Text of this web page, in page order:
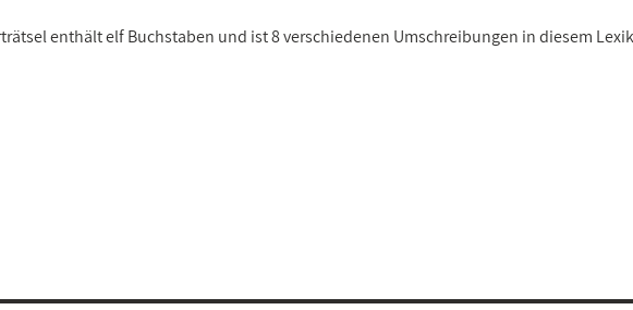
enthält elf Buchstaben und ist 8 verschiedenen Umschreibungen in diesem